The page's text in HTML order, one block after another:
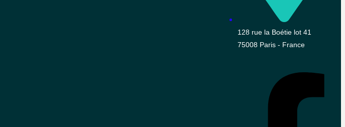
128 rue la Boétie lot 41
75008 Paris - France